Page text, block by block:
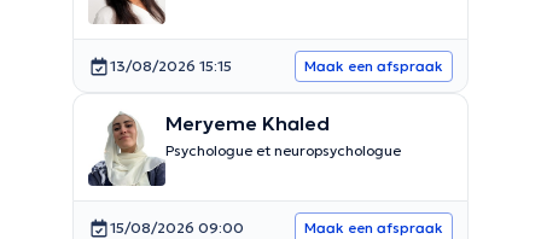
13/08/2026 15:15 Maak een afspraak
Meryeme Khaled
Psychologue et neuropsychologue
15/08/2026 09:00 Maak een afspraak